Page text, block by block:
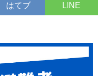
はてブ LINE